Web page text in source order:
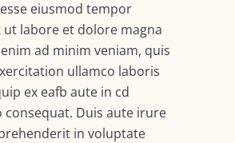
eiusmod tempor
labore et dolore magna
ad minim veniam, quis
ullamco laboris
ex eafb aute in cd
consequat. Duis aute irure
in voluptate